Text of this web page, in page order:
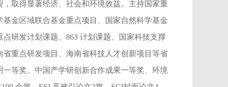
取得显著经济、社会和环境效益。主持国家重
金区域联合基金重点项目、国家自然科学基金
研发计划课题、863 计划课题、国家科技支撑
重点研发项目、海南省科技人才创新项目等省
等奖、中国产学研创新合作成果一等奖、环境